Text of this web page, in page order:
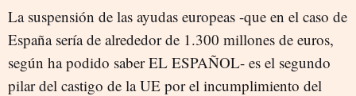
La suspensión de las ayudas europeas -que en el caso de
España sería de alrededor de 1.300 millones de euros,
según ha podido saber EL ESPAÑOL- es el segundo
pilar del castigo de la UE por el incumplimiento del